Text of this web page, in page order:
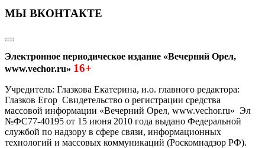
МЫ ВКОНТАКТЕ
Электронное периодическое издание «Вечерний Орел,
www.vechor.ru» 16+
Учредитель: Глазкова Екатерина, и.о. главного редактора:
Глазков Егор Свидетельство о регистрации средства
массовой информации «Вечерний Орел, www.vechor.ru» Эл
№ФС77-40195 от 15 июня 2010 года выдано Федеральной
службой по надзору в сфере связи, информационных
технологий и массовых коммуникаций (Роскомнадзор РФ).